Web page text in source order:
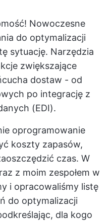
Nowoczesne
do optymalizacji
sytuację. Narzędzia
zwiększające
dostaw - od
po integrację z
(EDI).
oprogramowanie
koszty zapasów,
czas. W
z moim zespołem w
i opracowaliśmy listę
do optymalizacji
dla kogo